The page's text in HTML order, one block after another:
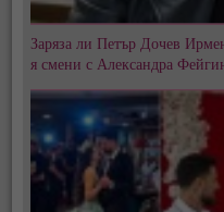
Заряза ли Петър Дочев
я смени с Александра